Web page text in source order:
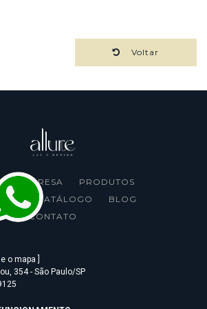
Voltar
EMPRESA
PRODUTOS
CATÁLOGO
BLOG
CONTATO
o mapa ]
354 - São Paulo/SP